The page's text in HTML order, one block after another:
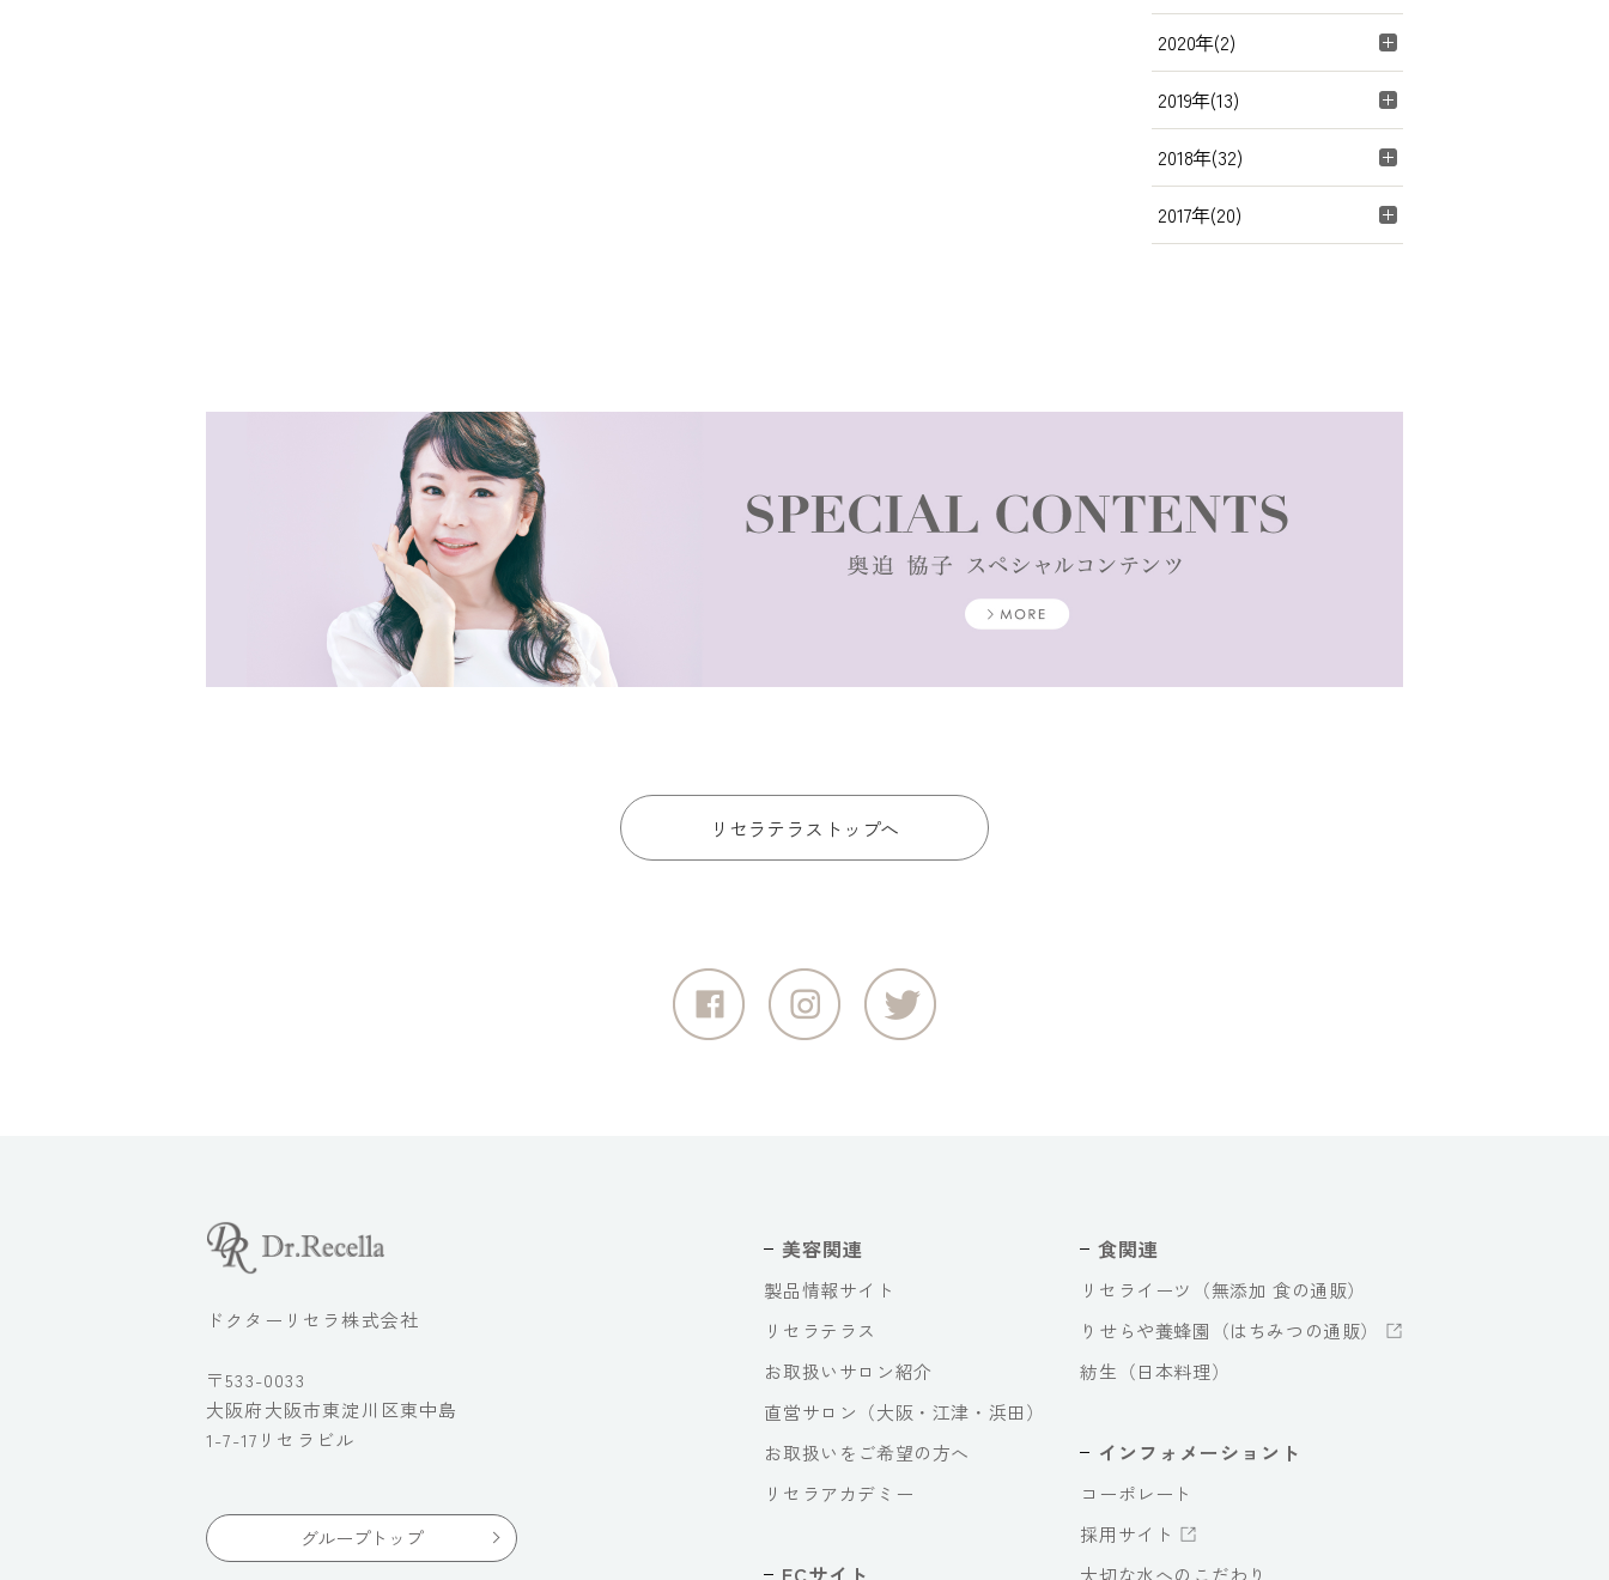
2020年(2)
2019年(13)
2018年(32)
2017年(20)
リセラテラストップへ
ドクターリセラ株式会社
〒533-0033
大阪府大阪市東淀川区東中島
1-7-17リセラビル
グループトップ
美容関連
製品情報サイト
リセラテラス
お取扱いサロン紹介
直営サロン（大阪・江津・浜田）
お取扱いをご希望の方へ
リセラアカデミー
ECサイト
食関連
リセライーツ（無添加 食の通販）
りせらや養蜂園（はちみつの通販）
紡生（日本料理）
インフォメーショント
コーポレート
採用サイト
大切な水へのこだわり